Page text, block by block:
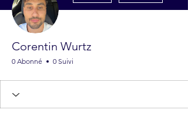
Corentin Wurtz
0 Abonné 0 Suivi